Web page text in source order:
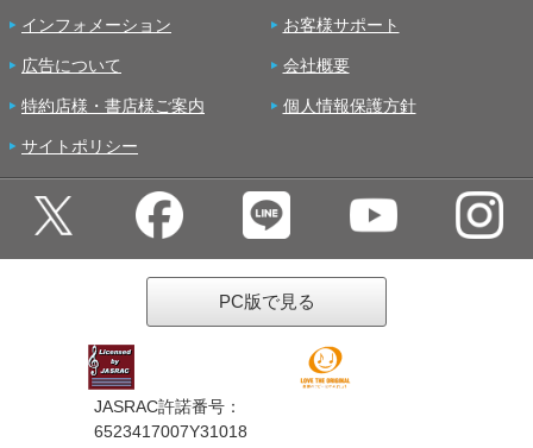
インフォメーション お客様サポート
広告について 会社概要
特約店様・書店様ご案内 個人情報保護方針
サイトポリシー
PC版で見る
JASRAC許諾番号：
6523417007Y31018